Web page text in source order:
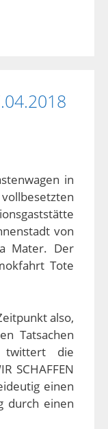
in
von
Mater. Der
Tote
also,
Tatsachen
twittert die
SCHAFFEN
einen
durch einen